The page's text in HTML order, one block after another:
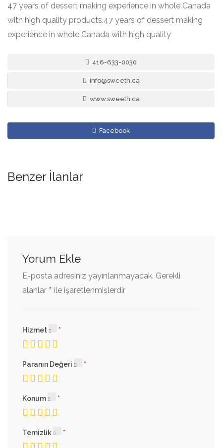
47 years of dessert making experience in whole Canada
with high quality products.47 years of dessert making
experience in whole Canada with high quality
416-633-0030
info@sweeth.ca
www.sweeth.ca
Facebook
Benzer İlanlar
Yorum Ekle
E-posta adresiniz yayınlanmayacak. Gerekli
alanlar * ile işaretlenmişlerdir
Hizmet
Paranın Değeri
Konum
Temizlik